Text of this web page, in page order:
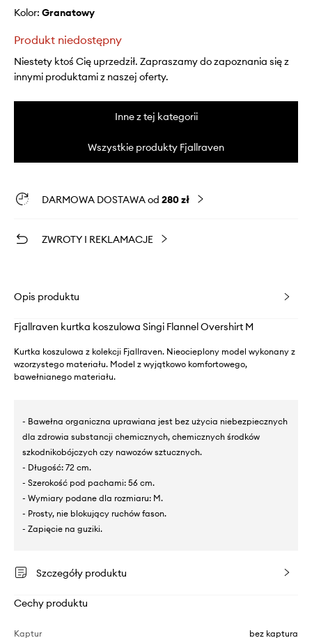
Kolor: granatowy
Produkt niedostępny
Niestety ktoś Cię uprzedził. Zapraszamy do zapoznania się z
innymi produktami z naszej oferty.
Inne z tej kategorii
Wszystkie produkty Fjallraven
DARMOWA DOSTAWA od 280 zł
ZWROTY I REKLAMACJE
Opis produktu
Fjallraven kurtka koszulowa Singi Flannel Overshirt M
Kurtka koszulowa z kolekcji Fjallraven. Nieocieplony model wykonany z
wzorzystego materiału. Model z wyjątkowo komfortowego,
bawełnianego materiału.
- Bawełna organiczna uprawiana jest bez użycia niebezpiecznych
dla zdrowia substancji chemicznych, chemicznych środków
szkodnikobójczych czy nawozów sztucznych.
- Długość: 72 cm.
- Szerokość pod pachami: 56 cm.
- Wymiary podane dla rozmiaru: M.
- Prosty, nie blokujący ruchów fason.
- Zapięcie na guziki.
Szczegóły produktu
Cechy produktu
Kaptur bez kaptura